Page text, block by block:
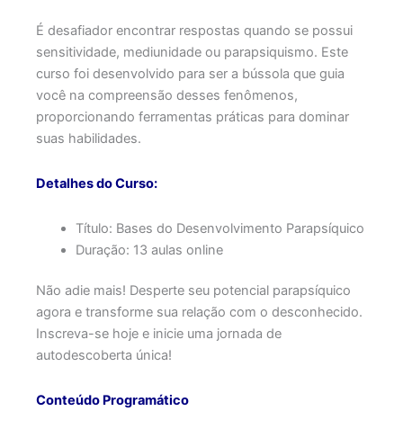
É desafiador encontrar respostas quando se possui
sensitividade, mediunidade ou parapsiquismo. Este
curso foi desenvolvido para ser a bússola que guia
você na compreensão desses fenômenos,
proporcionando ferramentas práticas para dominar
suas habilidades.
Detalhes do Curso:
Título: Bases do Desenvolvimento Parapsíquico
Duração: 13 aulas online
Não adie mais! Desperte seu potencial parapsíquico
agora e transforme sua relação com o desconhecido.
Inscreva-se hoje e inicie uma jornada de
autodescoberta única!
Conteúdo Programático